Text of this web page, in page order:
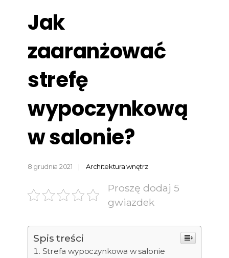
Jak
zaaranżować
strefę
wypoczynkową
w salonie?
8 grudnia 2021 Architektura wnętrz
Proszę dodaj 5
gwiazdek
Spis treści
Strefa wypoczynkowa w salonie